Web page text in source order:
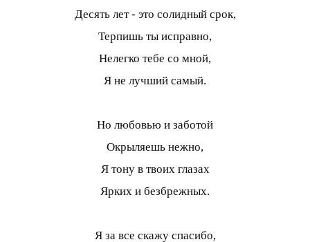
Десять лет - это солидный срок,
Терпишь ты исправно,
Нелегко тебе со мной,
Я не лучший самый.
Но любовью и заботой
Окрыляешь нежно,
Я тону в твоих глазах
Ярких и безбрежных.
Я за все скажу спасибо,